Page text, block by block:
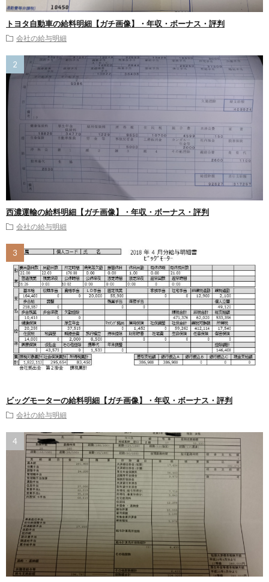
トヨタ自動車の給料明細【ガチ画像】・年収・ボーナス・評判
会社の給与明細
西濃運輸の給料明細【ガチ画像】・年収・ボーナス・評判
会社の給与明細
ビッグモーターの給料明細【ガチ画像】・年収・ボーナス・評判
会社の給与明細